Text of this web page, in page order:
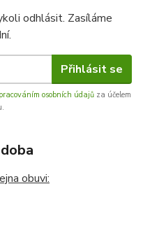
odhlásit. Zasíláme
Přihlásit se
osobních údajů za účelem
obuvi: